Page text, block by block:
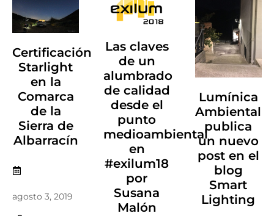
Certificación
Starlight
en la
Comarca
de la
Sierra de
Albarracín
agosto 3, 2019
Las claves
de un
alumbrado
de calidad
desde el
punto
medioambiental
en
#exilum18
por
Susana
Malón
Lumínica
Ambiental
publica
un nuevo
post en el
blog
Smart
Lighting